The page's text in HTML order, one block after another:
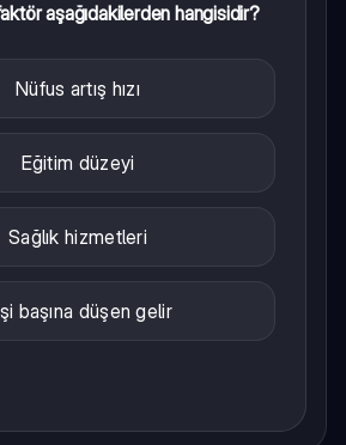
aşağıdakilerden hangisidir?
Nüfus artış hızı
Eğitim düzeyi
Sağlık hizmetleri
başına düşen gelir